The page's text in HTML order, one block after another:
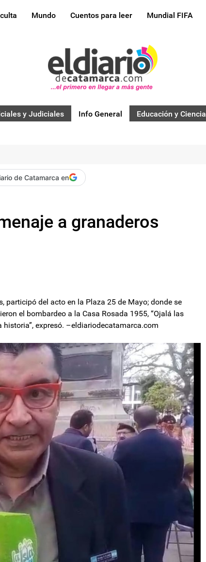
Mundo Cuentos para leer Mundial FIFA
y Judiciales Info General Educación y Ciencia
de Catamarca en
a granaderos
participó del acto en la Plaza 25 de Mayo; donde se
el bombardeo a la Casa Rosada 1955, “Ojalá las
expresó. –eldiariodecatamarca.com